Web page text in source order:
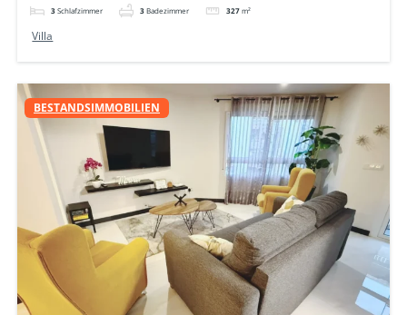
3 Schlafzimmer 3 Badezimmer 327 m²
Villa
BESTANDSIMMOBILIEN